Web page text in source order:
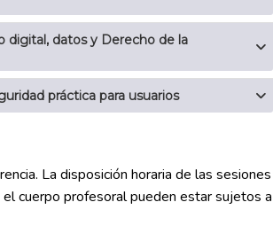
digital, datos y Derecho de la
práctica para usuarios
La disposición horaria de las sesiones
cuerpo profesoral pueden estar sujetos a